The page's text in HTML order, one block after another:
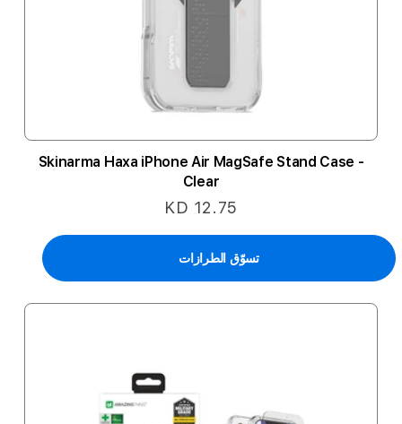
Skinarma Haxa iPhone Air MagSafe Stand Case -
Clear
KD 12.75
تسوّق الطرازات